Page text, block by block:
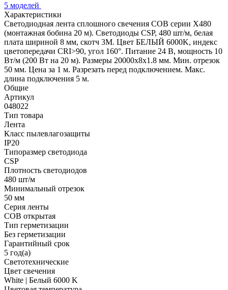
5 моделей
Характеристики
Светодиодная лента сплошного свечения COB серии X480
(монтажная бобина 20 м). Светодиоды CSP, 480 шт/м, белая
плата шириной 8 мм, скотч 3M. Цвет БЕЛЫЙ 6000K, индекс
цветопередачи CRI>90, угол 160°. Питание 24 В, мощность 10
Вт/м (200 Вт на 20 м). Размеры 20000х8х1.8 мм. Мин. отрезок
50 мм. Цена за 1 м. Разрезать перед подключением. Макс.
длина подключения 5 м.
Общие
Артикул
048022
Тип товара
Лента
Класс пылевлагозащиты
IP20
Типоразмер светодиода
CSP
Плотность светодиодов
480 шт/м
Минимальный отрезок
50 мм
Серия ленты
COB открытая
Тип герметизации
Без герметизации
Гарантийный срок
5 год(а)
Светотехнические
Цвет свечения
White | Белый 6000 K